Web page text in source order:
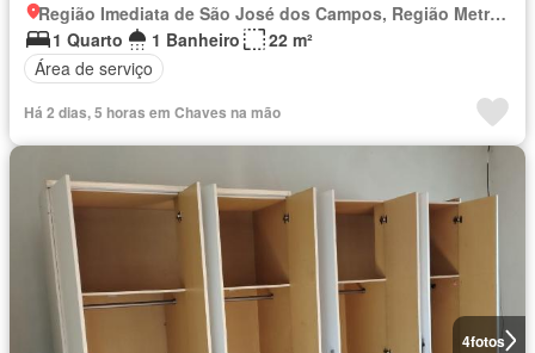
Região Imediata de São José dos Campos, Região Metropolitana do Vale do Paraíba e Litoral Norte
1 Quarto
1 Banheiro
22 m²
Área de serviço
Há 2 dias, 5 horas em Chaves na mão
4fotos